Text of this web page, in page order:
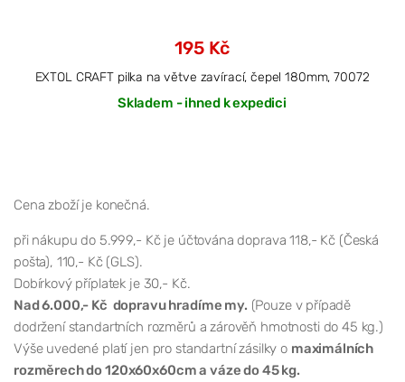
195 Kč
EXTOL CRAFT pilka na větve zavírací, čepel 180mm, 70072
Skladem - ihned k expedici
Cena zboží je konečná.
při nákupu do 5.999,- Kč je účtována doprava 118,- Kč (Česká
pošta), 110,- Kč (GLS).
Dobírkový příplatek je 30,- Kč.
Nad 6.000,- Kč dopravu hradíme my. (Pouze v případě
dodržení standartních rozměrů a zárověň hmotnosti do 45 kg.)
Výše uvedené platí jen pro standartní zásilky o maximálních
rozměrech do 120x60x60cm a váze do 45 kg.